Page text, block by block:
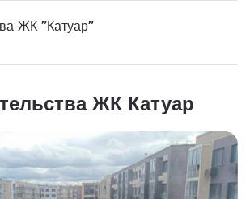
ЖК "Катуар"
ЖК Катуар